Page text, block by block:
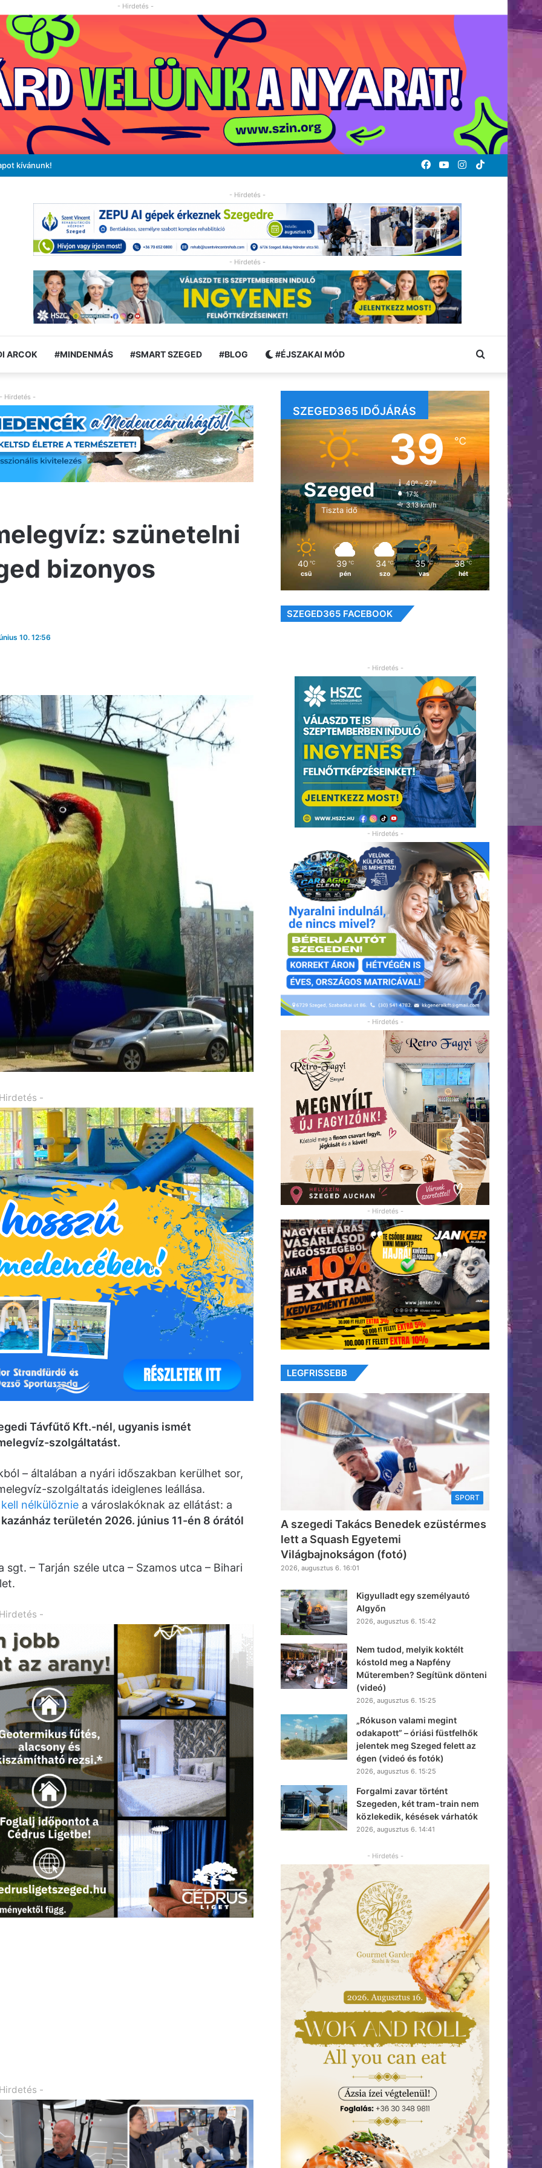
- Hirdetés -
kívánunk! TikTok
Instagram
YouTube
Facebook
- Hirdetés -
- Hirdetés -
ARCOK #MINDENMÁS #SMART SZEGED #BLOG #ÉJSZAKAI MÓD Keresés:
- Hirdetés -
szünetelni
bizonyos
10. 12:56
-
Távfűtő Kft.-nél, ugyanis ismét
szolgáltatást.
– általában a nyári időszakban kerülhet sor,
szolgáltatás ideiglenes leállása.
nélkülöznie a városlakóknak az ellátást: a
területén 2026. június 11-én 8 órától
– Tarján széle utca – Szamos utca – Bihari
-
-
SZEGED365 IDŐJÁRÁS
Szeged
Tiszta idő
39℃
40º - 27º
17%
3.13 km/h
40 ℃
csü
39 ℃
pén
34 ℃
szo
35 ℃
vas
38 ℃
hét
SZEGED365 FACEBOOK
- Hirdetés -
- Hirdetés -
- Hirdetés -
- Hirdetés -
LEGFRISSEBB
SPORT
A szegedi Takács Benedek ezüstérmes
lett a Squash Egyetemi
Világbajnokságon (fotó)
2026, augusztus 6. 16:01
Kigyulladt egy személyautó
Algyőn
2026, augusztus 6. 15:42
Nem tudod, melyik koktélt
kóstold meg a Napfény
Műteremben? Segítünk dönteni
(videó)
2026, augusztus 6. 15:25
„Rókuson valami megint
odakapott” – óriási füstfelhők
jelentek meg Szeged felett az
égen (videó és fotók)
2026, augusztus 6. 15:25
Forgalmi zavar történt
Szegeden, két tram-train nem
közlekedik, késések várhatók
2026, augusztus 6. 14:41
- Hirdetés -